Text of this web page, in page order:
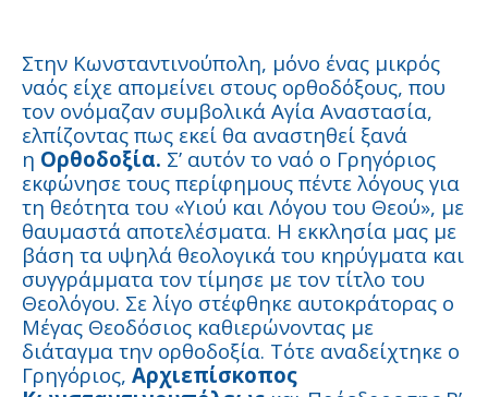
Στην Κωνσταντινούπολη, μόνο ένας μικρός
ναός είχε απομείνει στους ορθοδόξους, που
τον ονόμαζαν συμβολικά Αγία Αναστασία,
ελπίζοντας πως εκεί θα αναστηθεί ξανά
η Ορθοδοξία. Σ’ αυτόν το ναό ο Γρηγόριος
εκφώνησε τους περίφημους πέντε λόγους για
τη θεότητα του «Υιού και Λόγου του Θεού», με
θαυμαστά αποτελέσματα. Η εκκλησία μας με
βάση τα υψηλά θεολογικά του κηρύγματα και
συγγράμματα τον τίμησε με τον τίτλο του
Θεολόγου. Σε λίγο στέφθηκε αυτοκράτορας ο
Μέγας Θεοδόσιος καθιερώνοντας με
διάταγμα την ορθοδοξία. Τότε αναδείχτηκε ο
Γρηγόριος, Αρχιεπίσκοπος